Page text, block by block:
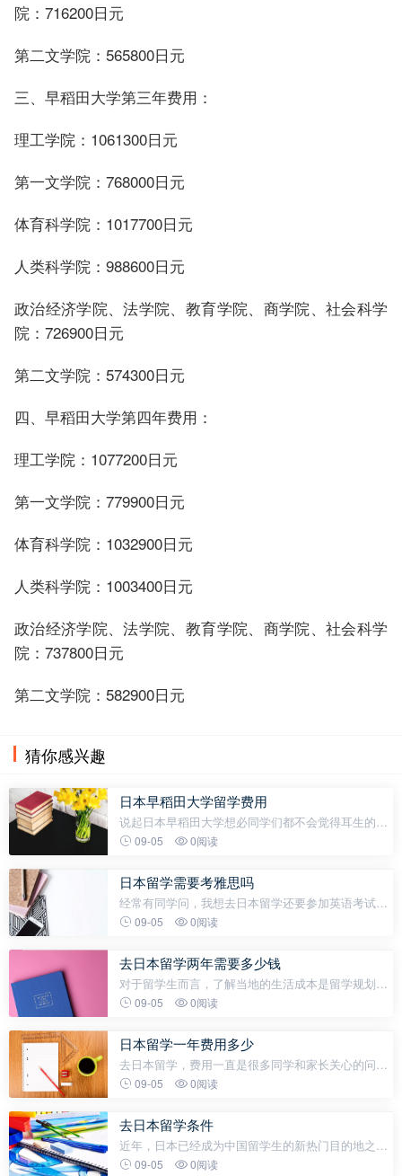
院：716200日元
第二文学院：565800日元
三、早稻田大学第三年费用：
理工学院：1061300日元
第一文学院：768000日元
体育科学院：1017700日元
人类科学院：988600日元
政治经济学院、法学院、教育学院、商学院、社会科学
院：726900日元
第二文学院：574300日元
四、早稻田大学第四年费用：
理工学院：1077200日元
第一文学院：779900日元
体育科学院：1032900日元
人类科学院：1003400日元
政治经济学院、法学院、教育学院、商学院、社会科学
院：737800日元
第二文学院：582900日元
猜你感兴趣
日本早稻田大学留学费用
说起日本早稻田大学想必同学们都不会觉得耳生的，
早稻田大学时日本乃至世界的一所名校，每年都有非
的学费也成为了一个关键性的问
09-05 0阅读
日本留学需要考雅思吗
经常有同学问，我想去日本留学还要参加英语考试
吗？其实这个问题需要分专业、学校来讨论，本科和
言要求。日本大学英语要求？1.本科
09-05 0阅读
去日本留学两年需要多少钱
对于留学生而言，了解当地的生活成本是留学规划的
重要一环。日本作为亚洲的发达国家，整体消费水平
日本其他城市。但具体到每个月
09-05 0阅读
日本留学一年费用多少
去日本留学，费用一直是很多同学和家长关心的问
题。日本留学一年费用多少钱呢？今天蔚蓝日本语言
学费：1、语言学校学费：选考料：2-3
09-05 0阅读
去日本留学条件
近年，日本已经成为中国留学生的新热门目的地之
一。根据日本官方统计，2024年度在日中国留学生超
09-05 0阅读